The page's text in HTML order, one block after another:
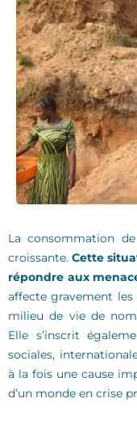
La consommation
croissante.Cette
répondre aux
affecte gravement
milieu de vie de
Elle s’inscrit
sociales,
à la fois une cause
d’un monde en crise